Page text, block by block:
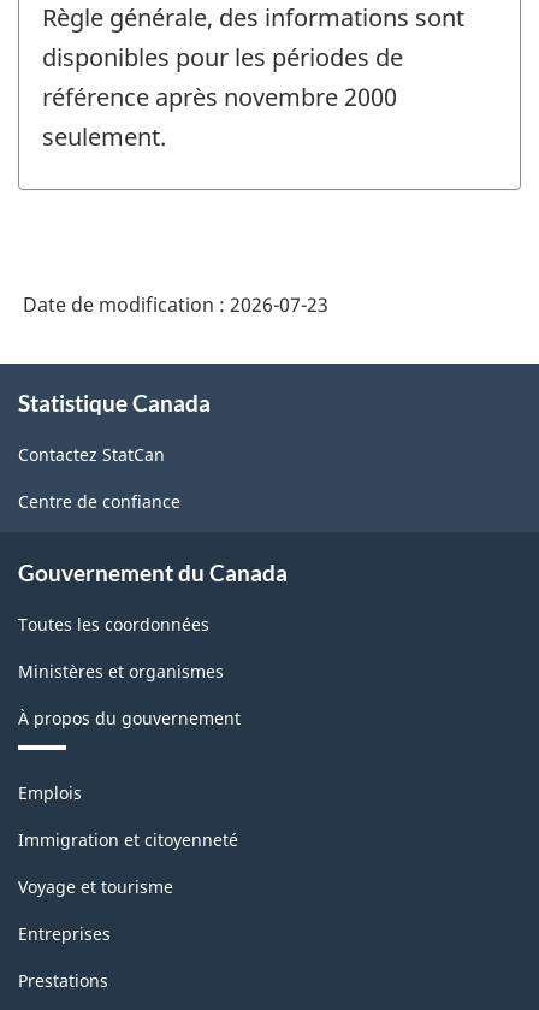
Règle générale, des informations sont
disponibles pour les périodes de
référence après novembre 2000
seulement.
Date de modification : 2026-07-23
propos
ce
site
Statistique Canada
Contactez StatCan
Centre de confiance
Gouvernement du Canada
Toutes les coordonnées
Ministères et organismes
À propos du gouvernement
Thèmes
sujets
Emplois
Immigration et citoyenneté
Voyage et tourisme
Entreprises
Prestations